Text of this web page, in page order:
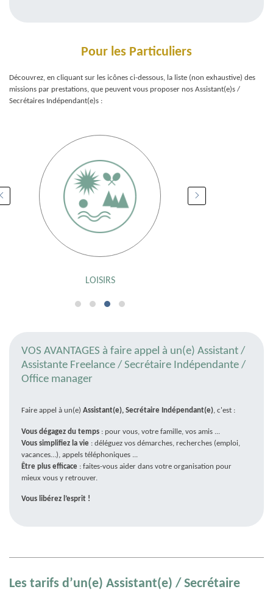
Pour les Particuliers
Découvrez, en cliquant sur les icônes ci-dessous, la liste (non exhaustive) des
missions par prestations, que peuvent vous proposer nos Assistant(e)s /
Secrétaires Indépendant(e)s :
LOISIRS
VOS AVANTAGES à faire appel à un(e) Assistant /
Assistante Freelance / Secrétaire Indépendante /
Office manager
Faire appel à un(e) Assistant(e), Secrétaire Indépendant(e), c'est :
Vous dégagez du temps : pour vous, votre famille, vos amis ...
Vous simplifiez la vie : déléguez vos démarches, recherches (emploi,
vacances…), appels téléphoniques ...
Être plus efficace : faites-vous aider dans votre organisation pour
mieux vous y retrouver.
Vous libérez l’esprit !
Les tarifs d’un(e) Assistant(e) / Secrétaire